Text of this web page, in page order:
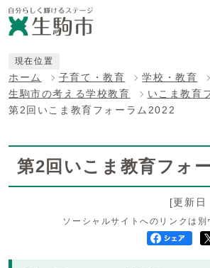
現在位置
ホーム 子育て・教育
学校・教育
生駒市の考える学校教育
いこま教育
第2回いこま教育フォーラム2022
第2回いこま教育フォ
[更新
ソーシャルサイトへのリンクは